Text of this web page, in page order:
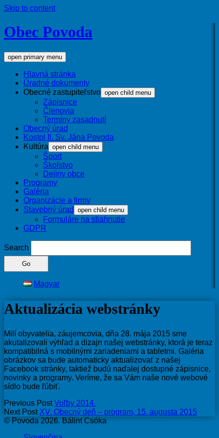
Skip to content
Obec Povoda
open primary menu
Hlavná stránka
Úradné dokumenty
Obecné zastupiteľstvo open child menu
Zápisnice
Členovia
Termíny zasadnutí
Obecný úrad
Kostol II. Sv. Jána Povoda
Kultúra open child menu
Šport
Školstvo
Dejiny obce
Programy
Galéria
Organizácie a firmy
Stavebný úrad
open child menu
Formuláre na stiahnutie
GDPR
Search
Magyar
Aktualizácia webstránky
Milí obyvatelia, záujemcovia, dňa 28. mája 2015 sme
akutalizovali výhľad a dizajn našej webstránky, ktorá je teraz
kompatibilná s mobilnými zariadeniami a tabletmi. Galéria
obrázkov sa bude automaticky aktualizovať z našej
Facebook stránky, taktiež budú naďalej dostupné zápisnice,
novinky a programy. Veríme, že sa Vám naše nové webové
sídlo bude ľúbiť.
Previous Post Voľby 2014.
Next Post XV. Obecný deň – program, 15. augusta 2015
© Povoda 2026. Bálint Csóka